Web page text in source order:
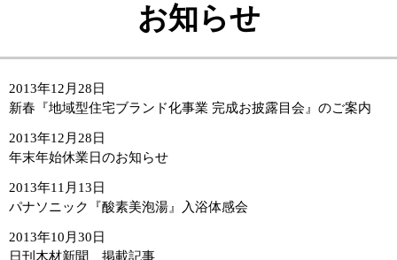
お知らせ
2013年12月28日
新春『地域型住宅ブランド化事業 完成お披露目会』のご案内
2013年12月28日
年末年始休業日のお知らせ
2013年11月13日
パナソニック『酸素美泡湯』入浴体感会
2013年10月30日
日刊木材新聞 掲載記事